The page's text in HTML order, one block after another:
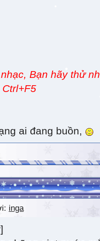
Bạn hãy thử
ai đang buồn,
inga